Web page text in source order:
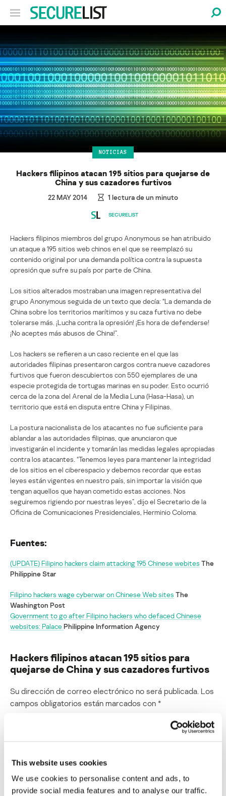
This website uses cookies
We use cookies to personalise content and ads, to
provide social media features and to analyse our traffic.
NOTICIAS
Hackers filipinos atacan 195 sitios para quejarse de
China y sus cazadores furtivos
22 MAY 2014 1 lectura de un minuto
SECURELIST
Hackers filipinos miembros del grupo Anonymous se han atribuido
un ataque a 195 sitios web chinos en el que se reemplazó su
contenido original por una demanda política contra la supuesta
opresión que sufre su país por parte de China.
Los sitios alterados mostraban una imagen representativa del
grupo Anonymous seguida de un texto que decía: “La demanda de
China sobre los territorios marítimos y su caza furtiva no debe
tolerarse más. ¡Lucha contra la opresión! ¡Es hora de defenderse!
¡No aceptes más abusos de China!”.
Los hackers se refieren a un caso reciente en el que las
autoridades filipinas presentaron cargos contra nueve cazadores
furtivos que fueron descubiertos con 550 ejemplares de una
especie protegida de tortugas marinas en su poder. Esto ocurrió
cerca de la zona del Arenal de la Media Luna (Hasa-Hasa), un
territorio que está en disputa entre China y Filipinas.
La postura nacionalista de los atacantes no fue suficiente para
ablandar a las autoridades filipinas, que anunciaron que
investigarán el incidente y tomarán las medidas legales apropiadas
contra los atacantes. “Tenemos leyes para mantener la integridad
de los sitios en el ciberespacio y debemos recordar que estas
leyes están vigentes en nuestro país, sin importar la visión que
tengan aquellos que hayan cometido estas acciones. Nos
seguiremos rigiendo por nuestras leyes”, dijo el Secretario de la
Oficina de Comunicaciones Presidenciales, Herminio Coloma.
Fuentes:
(UPDATE) Filipino hackers claim attacking 195 Chinese webites The
Philippine Star
Filipino hackers wage cyberwar on Chinese Web sites The
Washington Post
Government to go after Filipino hackers who defaced Chinese
websites: Palace Philippine Information Agency
Hackers filipinos atacan 195 sitios para
quejarse de China y sus cazadores furtivos
Su dirección de correo electrónico no será publicada. Los
campos obligatorios están marcados con *
Nombre* Correo electrónico*